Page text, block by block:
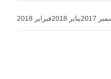
فبراير 2018 يناير 2018 2017